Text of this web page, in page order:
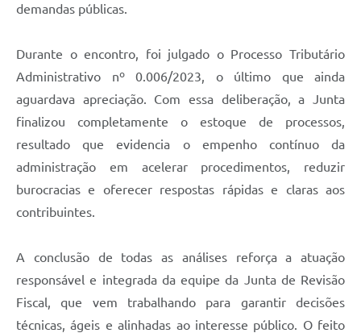
demandas públicas.
Durante o encontro, foi julgado o Processo Tributário
Administrativo nº 0.006/2023, o último que ainda
aguardava apreciação. Com essa deliberação, a Junta
finalizou completamente o estoque de processos,
resultado que evidencia o empenho contínuo da
administração em acelerar procedimentos, reduzir
burocracias e oferecer respostas rápidas e claras aos
contribuintes.
A conclusão de todas as análises reforça a atuação
responsável e integrada da equipe da Junta de Revisão
Fiscal, que vem trabalhando para garantir decisões
técnicas, ágeis e alinhadas ao interesse público. O feito